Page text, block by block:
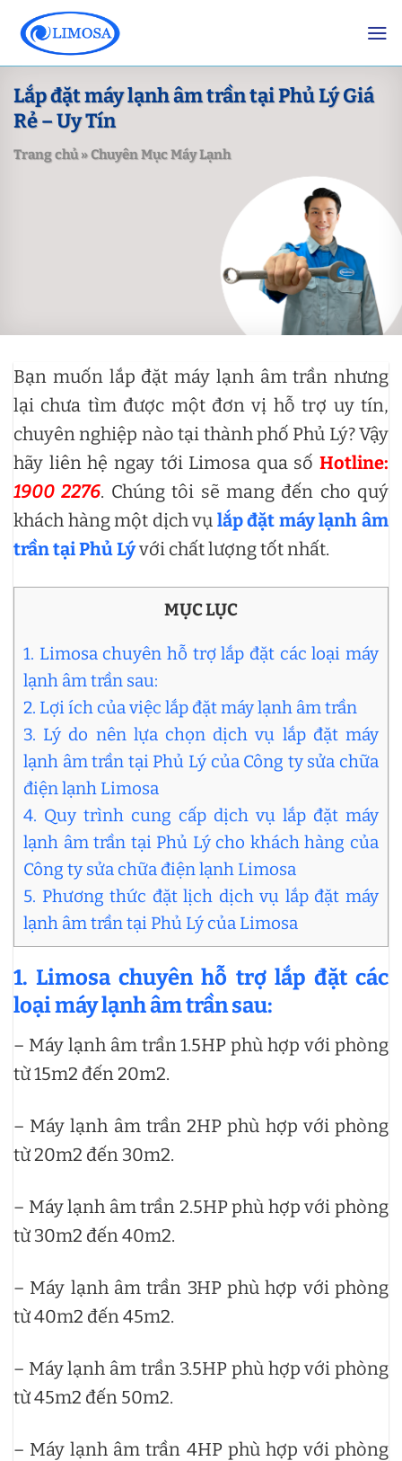
content
Lắp đặt máy lạnh âm trần tại Phủ Lý Giá
Rẻ – Uy Tín
Trang chủ»Chuyên Mục Máy Lạnh
Bạn muốn lắp đặt máy lạnh âm trần nhưng
lại chưa tìm được một đơn vị hỗ trợ uy tín,
chuyên nghiệp nào tại thành phố Phủ Lý? Vậy
hãy liên hệ ngay tới Limosa qua số Hotline:
1900 2276. Chúng tôi sẽ mang đến cho quý
khách hàng một dịch vụ lắp đặt máy lạnh âm
trần tại Phủ Lývới chất lượng tốt nhất.
MỤC LỤC
1. Limosa chuyên hỗ trợ lắp đặt các loại máy
lạnh âm trần sau:
2. Lợi ích của việc lắp đặt máy lạnh âm trần
3. Lý do nên lựa chọn dịch vụ lắp đặt máy
lạnh âm trần tại Phủ Lý của Công ty sửa chữa
điện lạnh Limosa
4. Quy trình cung cấp dịch vụ lắp đặt máy
lạnh âm trần tại Phủ Lý cho khách hàng của
Công ty sửa chữa điện lạnh Limosa
5. Phương thức đặt lịch dịch vụ lắp đặt máy
lạnh âm trần tại Phủ Lý của Limosa
1. Limosa chuyên hỗ trợ lắp đặt các
loại máy lạnh âm trần sau:
– Máy lạnh âm trần 1.5HP phù hợp với phòng
từ 15m2 đến 20m2.
– Máy lạnh âm trần 2HP phù hợp với phòng
từ 20m2 đến 30m2.
– Máy lạnh âm trần 2.5HP phù hợp với phòng
từ 30m2 đến 40m2.
– Máy lạnh âm trần 3HP phù hợp với phòng
từ 40m2 đến 45m2.
– Máy lạnh âm trần 3.5HP phù hợp với phòng
từ 45m2 đến 50m2.
– Máy lạnh âm trần 4HP phù hợp với phòng